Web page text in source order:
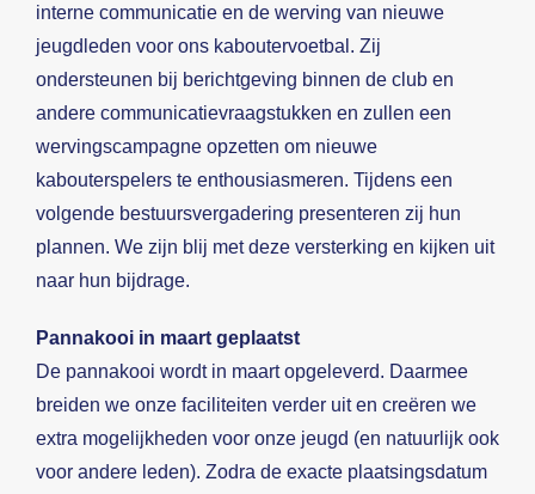
interne communicatie en de werving van nieuwe
jeugdleden voor ons kaboutervoetbal. Zij
ondersteunen bij berichtgeving binnen de club en
andere communicatievraagstukken en zullen een
wervingscampagne opzetten om nieuwe
kabouterspelers te enthousiasmeren. Tijdens een
volgende bestuursvergadering presenteren zij hun
plannen. We zijn blij met deze versterking en kijken uit
naar hun bijdrage.
Pannakooi in maart geplaatst
De pannakooi wordt in maart opgeleverd. Daarmee
breiden we onze faciliteiten verder uit en creëren we
extra mogelijkheden voor onze jeugd (en natuurlijk ook
voor andere leden). Zodra de exacte plaatsingsdatum